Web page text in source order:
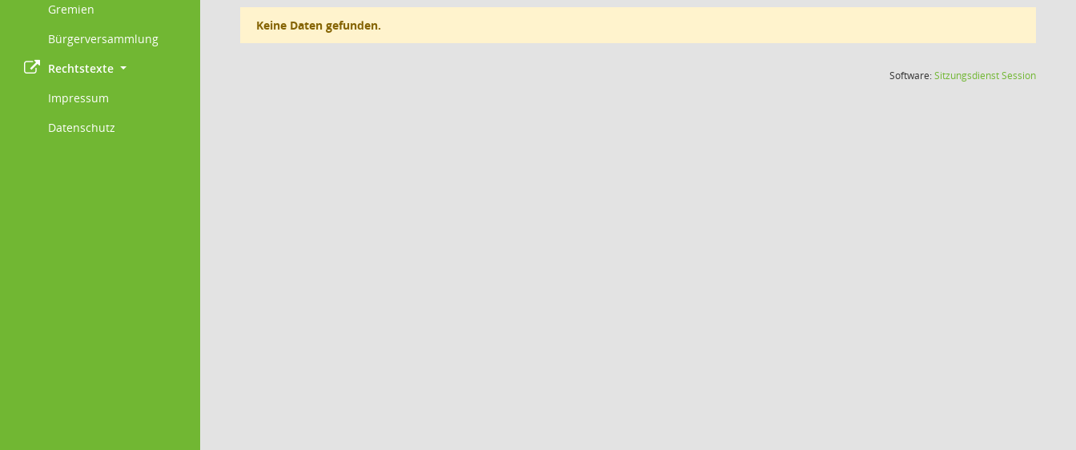
Gremien
Bürgerversammlung
Rechtstexte
Impressum
Datenschutz
Keine Daten gefunden.
Software:SitzungsdienstSession(Wird in